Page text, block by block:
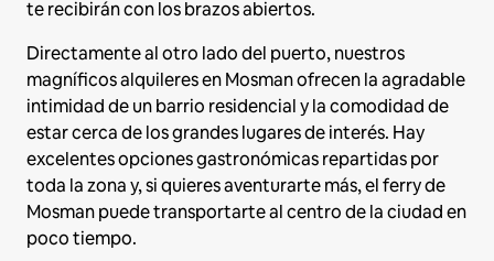
te recibirán con los brazos abiertos.
Directamente al otro lado del puerto, nuestros
magníficos alquileres en Mosman ofrecen la agradable
intimidad de un barrio residencial y la comodidad de
estar cerca de los grandes lugares de interés. Hay
excelentes opciones gastronómicas repartidas por
toda la zona y, si quieres aventurarte más, el ferry de
Mosman puede transportarte al centro de la ciudad en
poco tiempo.